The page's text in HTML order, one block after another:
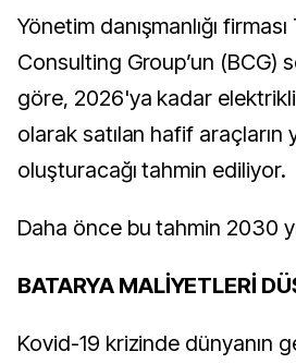
Yönetim danışmanlığı
Consulting Group’un (BCG)
göre, 2026'ya kadar
olarak satılan hafif araçların
oluşturacağı tahmin ediliyor.
Daha önce bu tahmin 2030
BATARYA MALİYETLERİ
Kovid-19 krizinde dünyanın